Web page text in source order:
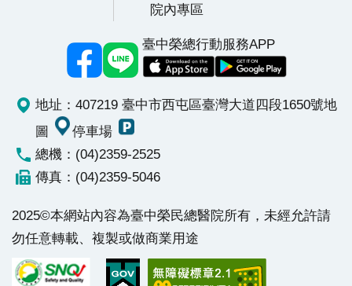
院內專區
臺中榮總行動服務APP
地址：407219 臺中市西屯區臺灣大道四段1650號地
圖
停車場
總機：(04)2359-2525
傳真：(04)2359-5046
2025©本網站內容為臺中榮民總醫院所有，未經允許請
勿任意轉載、複製或做商業用途